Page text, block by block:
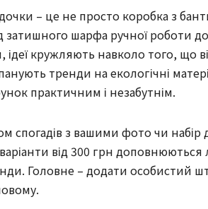
– це не просто коробка з
затишного шарфа ручної роботи
ідеї кружляють навколо того, що
панують тренди на екологічні
практичним і незабутнім.
спогадів з вашими фото чи
від 300 грн
Головне – додати особистий